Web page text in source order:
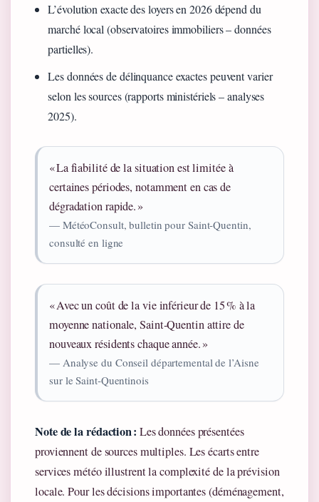
L’évolution exacte des loyers en 2026 dépend du
marché local (observatoires immobiliers – données
partielles).
Les données de délinquance exactes peuvent varier
selon les sources (rapports ministériels – analyses
2025).
« La fiabilité de la situation est limitée à
certaines périodes, notamment en cas de
dégradation rapide. »
— MétéoConsult, bulletin pour Saint‑Quentin,
consulté en ligne
« Avec un coût de la vie inférieur de 15 % à la
moyenne nationale, Saint‑Quentin attire de
nouveaux résidents chaque année. »
— Analyse du Conseil départemental de l’Aisne
sur le Saint‑Quentinois
Note de la rédaction : Les données présentées
proviennent de sources multiples. Les écarts entre
services météo illustrent la complexité de la prévision
locale. Pour les décisions importantes (déménagement,